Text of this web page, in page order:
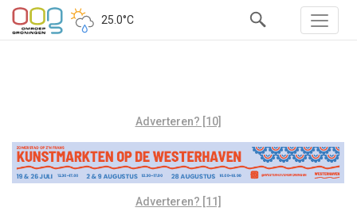
25.0°C
Adverteren? [10]
Adverteren? [11]